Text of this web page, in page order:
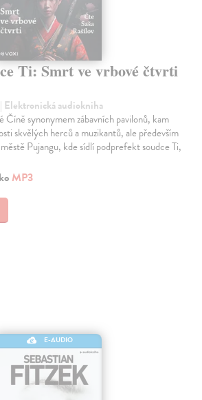
Ti: Smrt ve vrbové čtvrti
| Elektronická audiokniha
Číně synonymem zábavních pavilonů, kam
skvělých herců a muzikantů, ale především
Pujangu, kde sídlí podprefekt soudce Ti,
MP3
E-AUDIO